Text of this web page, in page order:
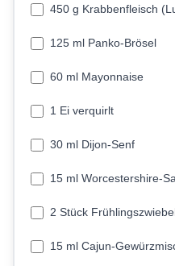
450 g Krabbenfleisch
125 ml Panko-Brösel
60 ml Mayonnaise
1 Ei verquirlt
30 ml Dijon-Senf
15 ml Worcestershire-
2 Stück
15 ml Cajun-